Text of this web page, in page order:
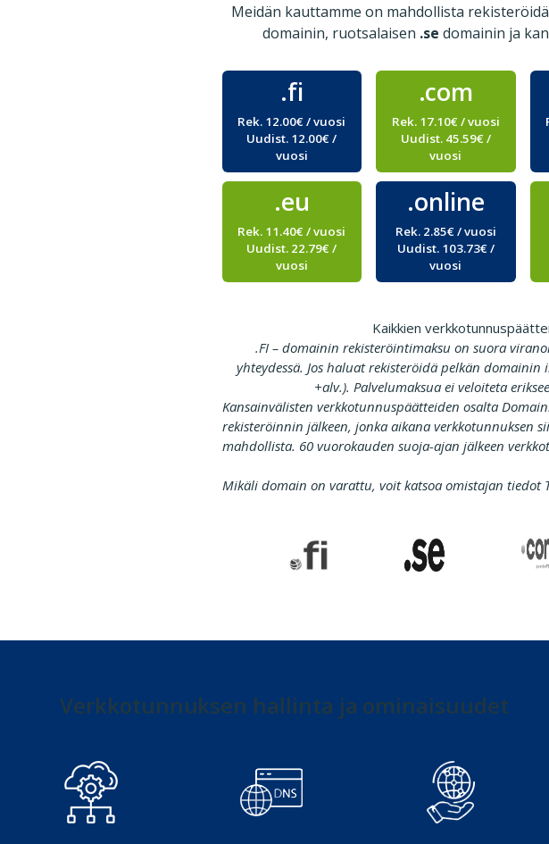
Meidän kauttamme on mahdollista
domainin, ruotsalaisen .se domainin ja
.fi
Rek. 12.00€ / vuosi
Uudist. 12.00€ /
vuosi
.com
Rek. 17.10€ / vuosi
Uudist. 45.59€ /
vuosi
.eu
Rek. 11.40€ / vuosi
Uudist. 22.79€ /
vuosi
.online
Rek. 2.85€ / vuosi
Uudist. 103.73€ /
vuosi
Kaikkien
.FI – domainin rekisteröintimaksu on suora
yhteydessä. Jos haluat rekisteröidä pelkän
+alv.). Palvelumaksua ei veloiteta
Kansainvälisten verkkotunnuspäätteiden osalta
rekisteröinnin jälkeen, jonka aikana verkkotunnuksen
mahdollista. 60 vuorokauden suoja-ajan jälkeen
Mikäli domain on varattu, voit katsoa omistajan tiedot
Verkkotunnuksen hallinta ja ominaisuudet